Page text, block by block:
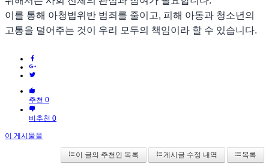
이를 통해 아청법위반 범죄를 줄이고, 피해 아동과 청소년의
고통을 덜어주는 것이 우리 모두의 책임이라 할 수 있습니다.
추천 0
비추천 0
이 게시물을
이 글의 추천인 목록 게시글 수정 내역 목록